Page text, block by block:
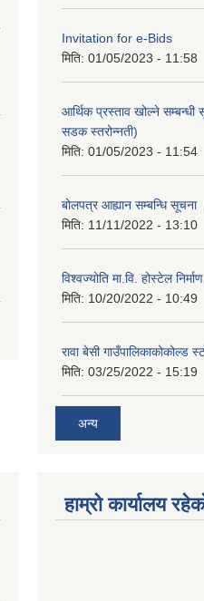
Invitation for e-Bids
मिति: 01/05/2023 - 11:58
आर्थिक प्रस्ताव खोल्ने
सडक स्तरोन्नती)
मिति: 01/05/2023 - 11:54
बोलपत्र आह्यान सम्बन्धि सूचना
मिति: 11/11/2022 - 13:10
विश्वज्योति मा.वि. होस्टेल
मिति: 10/20/2022 - 10:49
रावा बेसी गाउँपालिकाकोकोल्ड
मिति: 03/25/2022 - 15:19
अन्य
हाम्रो कार्यालय